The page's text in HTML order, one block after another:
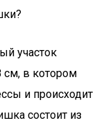
участок
см, в котором
и происходит
состоит из